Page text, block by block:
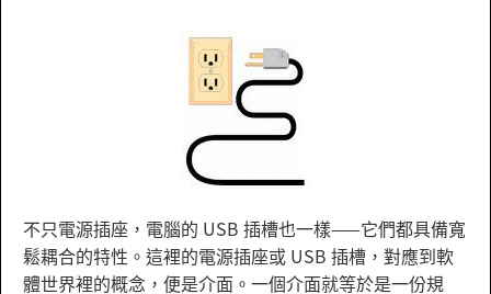
不只電源插座，電腦的 USB 插槽也一樣——它們都具備寬
鬆耦合的特性。這裡的電源插座或 USB 插槽，對應到軟
體世界裡的概念，便是介面。一個介面就等於是一份規